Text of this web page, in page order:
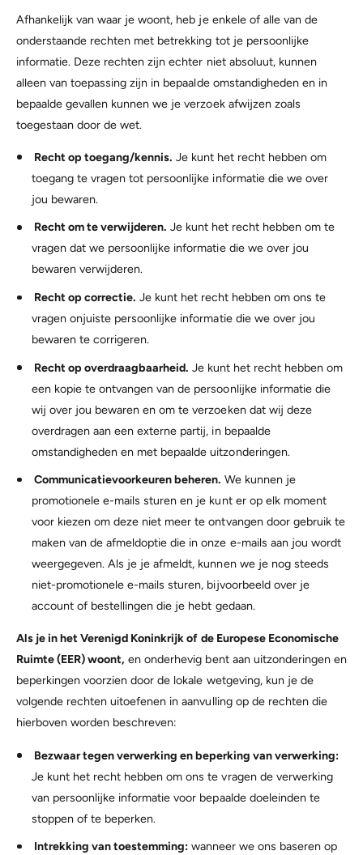
Afhankelijk van waar je woont, heb je enkele of alle van de
onderstaande rechten met betrekking tot je persoonlijke
informatie. Deze rechten zijn echter niet absoluut, kunnen
alleen van toepassing zijn in bepaalde omstandigheden en in
bepaalde gevallen kunnen we je verzoek afwijzen zoals
toegestaan door de wet.
Recht op toegang/kennis. Je kunt het recht hebben om
toegang te vragen tot persoonlijke informatie die we over
jou bewaren.
Recht om te verwijderen. Je kunt het recht hebben om te
vragen dat we persoonlijke informatie die we over jou
bewaren verwijderen.
Recht op correctie. Je kunt het recht hebben om ons te
vragen onjuiste persoonlijke informatie die we over jou
bewaren te corrigeren.
Recht op overdraagbaarheid. Je kunt het recht hebben om
een kopie te ontvangen van de persoonlijke informatie die
wij over jou bewaren en om te verzoeken dat wij deze
overdragen aan een externe partij, in bepaalde
omstandigheden en met bepaalde uitzonderingen.
Communicatievoorkeuren beheren. We kunnen je
promotionele e-mails sturen en je kunt er op elk moment
voor kiezen om deze niet meer te ontvangen door gebruik te
maken van de afmeldoptie die in onze e-mails aan jou wordt
weergegeven. Als je je afmeldt, kunnen we je nog steeds
niet-promotionele e-mails sturen, bijvoorbeeld over je
account of bestellingen die je hebt gedaan.
Als je in het Verenigd Koninkrijk of de Europese Economische
Ruimte (EER) woont, en onderhevig bent aan uitzonderingen en
beperkingen voorzien door de lokale wetgeving, kun je de
volgende rechten uitoefenen in aanvulling op de rechten die
hierboven worden beschreven:
Bezwaar tegen verwerking en beperking van verwerking:
Je kunt het recht hebben om ons te vragen de verwerking
van persoonlijke informatie voor bepaalde doeleinden te
stoppen of te beperken.
Intrekking van toestemming:wanneer we ons baseren op